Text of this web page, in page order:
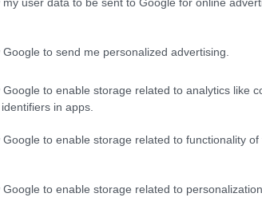
to send me personalized advertising.
Google to enable storage related to analytics like
in apps.
Google to enable storage related to functionality of
to enable storage related to personalization.